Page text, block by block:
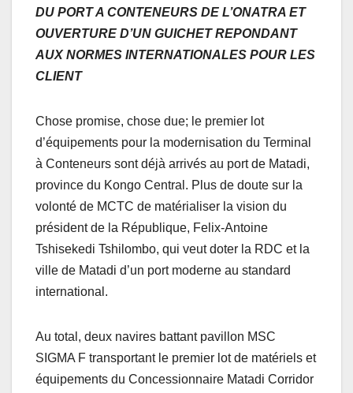
e
b
o
o
er
s
A
p
g
er
DU PORT A CONTENEURS DE L’ONATRA ET
OUVERTURE D’UN GUICHET REPONDANT
AUX NORMES INTERNATIONALES POUR LES
CLIENT
Chose promise, chose due; le premier lot
d’équipements pour la modernisation du Terminal
à Conteneurs sont déjà arrivés au port de Matadi,
province du Kongo Central. Plus de doute sur la
volonté de MCTC de matérialiser la vision du
président de la République, Felix-Antoine
Tshisekedi Tshilombo, qui veut doter la RDC et la
ville de Matadi d’un port moderne au standard
international.
Au total, deux navires battant pavillon MSC
SIGMA F transportant le premier lot de matériels et
équipements du Concessionnaire Matadi Corridor